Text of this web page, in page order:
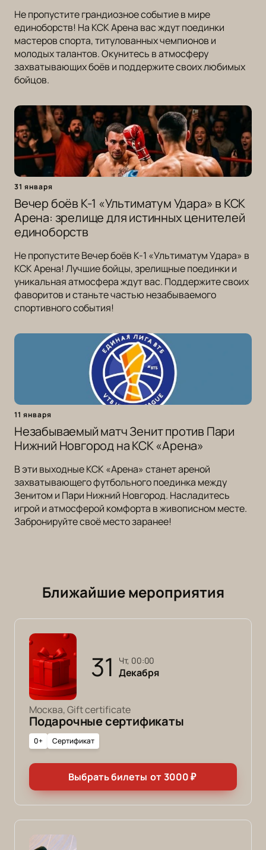
Не пропустите грандиозное событие в мире
единоборств! На КСК Арена вас ждут поединки
мастеров спорта, титулованных чемпионов и
молодых талантов. Окунитесь в атмосферу
захватывающих боёв и поддержите своих любимых
бойцов.
31 января
Вечер боёв К-1 «Ультиматум Удара» в КСК
Арена: зрелище для истинных ценителей
единоборств
Не пропустите Вечер боёв К-1 «Ультиматум Удара» в
КСК Арена! Лучшие бойцы, зрелищные поединки и
уникальная атмосфера ждут вас. Поддержите своих
фаворитов и станьте частью незабываемого
спортивного события!
11 января
Незабываемый матч Зенит против Пари
Нижний Новгород на КСК «Арена»
В эти выходные КСК «Арена» станет ареной
захватывающего футбольного поединка между
Зенитом и Пари Нижний Новгород. Насладитесь
игрой и атмосферой комфорта в живописном месте.
Забронируйте своё место заранее!
Ближайшие мероприятия
31 чт, 00:00
Декабря
Москва, Gift certificate
Подарочные сертификаты
0+ Сертификат
Выбрать билеты от 3000₽